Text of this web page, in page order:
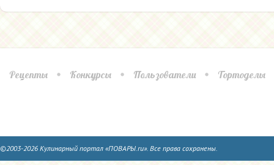
Рецепты Конкурсы Пользователи Тортоделы
©2003-2026 Кулинарный портал «ПОВАРЫ.ru». Все права сохранены.